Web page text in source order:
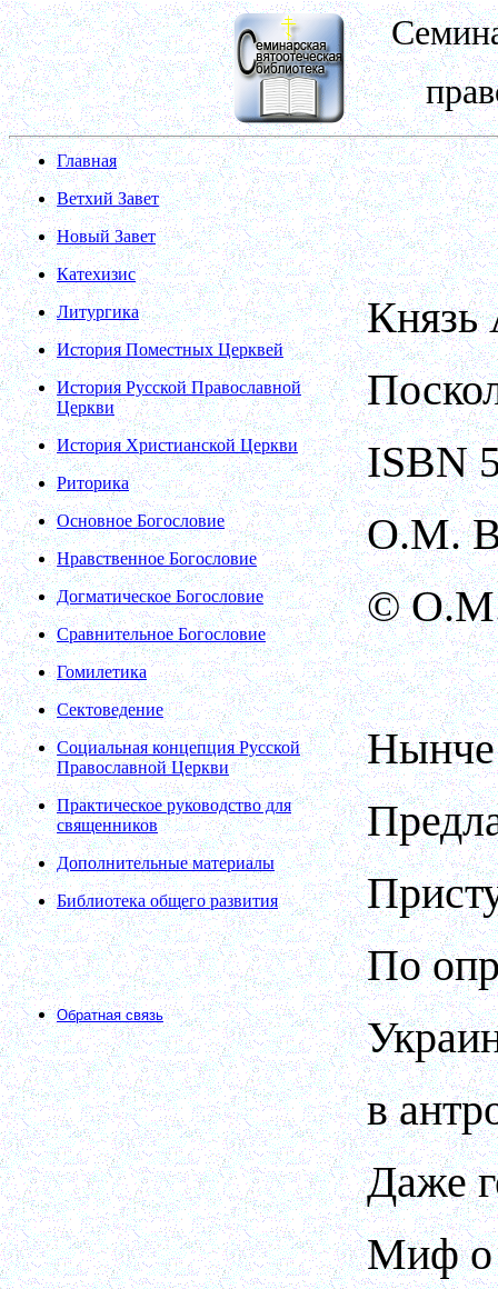
Главная
Ветхий Завет
Новый Завет
Катехизис
Литургика
История Поместных Церквей
История Русской Православной
Церкви
История Христианской Церкви
Риторика
Основное Богословие
Нравственное Богословие
Догматическое Богословие
Сравнительное Богословие
Гомилетика
Сектоведение
Социальная концепция Русской
Православной Церкви
Практическое руководство для
священников
Дополнительные материалы
Библиотека общего развития
Обратная связь
Князь
ISBN
О.М.
© О.М.
Нынче
По
в
Даже
Миф о